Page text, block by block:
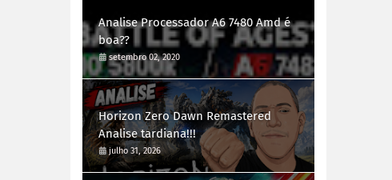
Analise Processador A6 7480 Amd é
boa??
setembro 02, 2020
Horizon Zero Dawn Remastered
Analise tardiana!!!
julho 31, 2026